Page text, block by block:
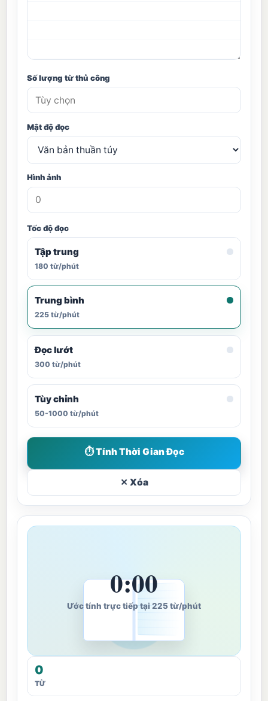
Số lượng từ thủ công
Mật độ đọc
Hình ảnh
Tốc độ đọc
Tập trung
180 từ/phút
Trung bình
225 từ/phút
Đọc lướt
300 từ/phút
Tùy chỉnh
50-1000 từ/phút
⏱ Tính Thời Gian Đọc
✕ Xóa
0:00
Ước tính trực tiếp tại 225 từ/phút
0
TỪ